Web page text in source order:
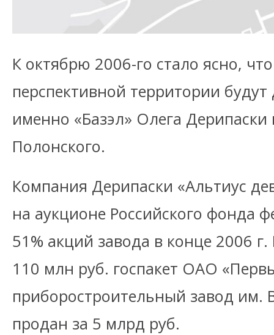
К октябрю 2006-го стало ясно,
перспективной территории будут
именно «Базэл» Олега Дерипаски
Полонского.
Компания Дерипаски «Альтиус
на аукционе Российского фонда
51% акций завода в конце 2006
110 млн руб. госпакет ОАО
приборостроительный завод им.
продан за 5 млрд руб.